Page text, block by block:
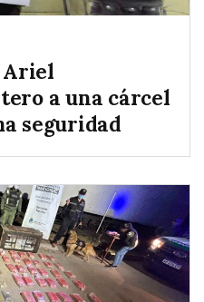
Ariel
a una cárcel
seguridad